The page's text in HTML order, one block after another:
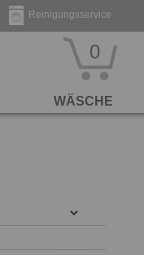
Reinigungsservice
0
WÄSCHE